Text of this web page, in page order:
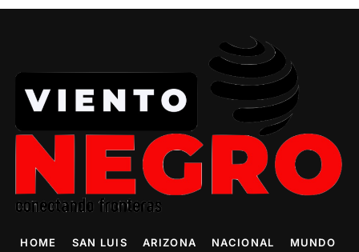
HOME SAN LUIS ARIZONA NACIONAL MUNDO